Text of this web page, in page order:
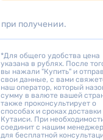
получении.
*Для общего удобства цена
указана в рублях. После
вы нажали "Купить" и
свои данные, с вами
наш оператор, который
сумму в валюте вашей
также проконсультирует о
способах и сроках доставки
Кутаиси. При
соединит с нашим
для бесплатной